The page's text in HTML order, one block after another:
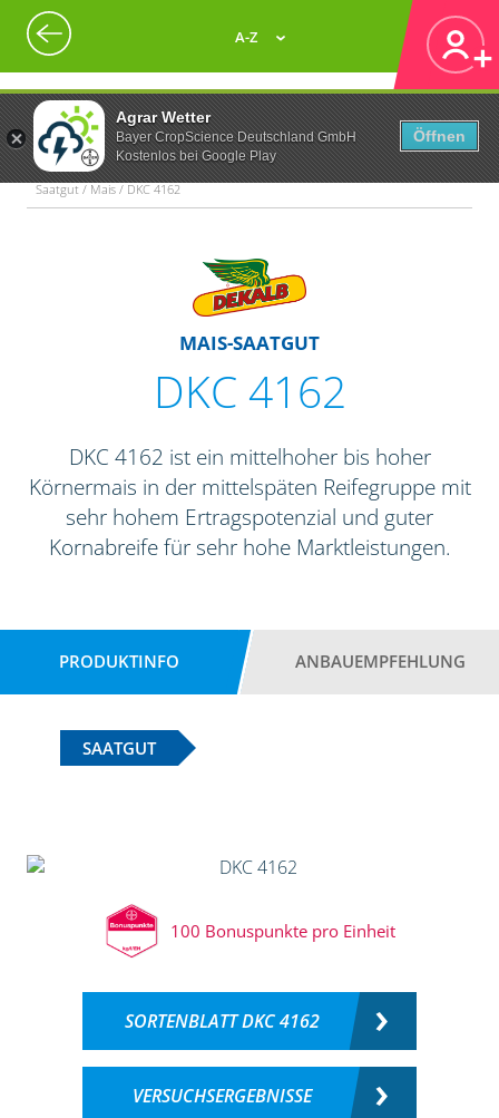
Agrar Wetter
Bayer CropScience Deutschland GmbH
Kostenlos bei Google Play
Öffnen
A-Z
Saatgut / Mais / DKC 4162
MAIS-SAATGUT
DKC 4162
DKC 4162 ist ein mittelhoher bis hoher
Körnermais in der mittelspäten Reifegruppe mit
sehr hohem Ertragspotenzial und guter
Kornabreife für sehr hohe Marktleistungen.
PRODUKTINFO ANBAUEMPFEHLUNG
SAATGUT
100 Bonuspunkte pro Einheit
SORTENBLATT DKC 4162
VERSUCHSERGEBNISSE